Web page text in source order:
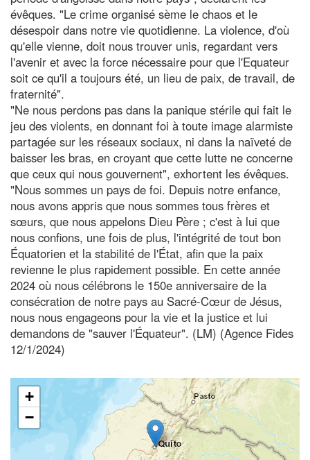
évêques. "Le crime organisé sème le chaos et le
désespoir dans notre vie quotidienne. La violence, d'où
qu'elle vienne, doit nous trouver unis, regardant vers
l'avenir et avec la force nécessaire pour que l'Equateur
soit ce qu'il a toujours été, un lieu de paix, de travail, de
fraternité".
"Ne nous perdons pas dans la panique stérile qui fait le
jeu des violents, en donnant foi à toute image alarmiste
partagée sur les réseaux sociaux, ni dans la naïveté de
baisser les bras, en croyant que cette lutte ne concerne
que ceux qui nous gouvernent", exhortent les évêques.
"Nous sommes un pays de foi. Depuis notre enfance,
nous avons appris que nous sommes tous frères et
sœurs, que nous appelons Dieu Père ; c'est à lui que
nous confions, une fois de plus, l'intégrité de tout bon
Équatorien et la stabilité de l'État, afin que la paix
revienne le plus rapidement possible. En cette année
2024 où nous célébrons le 150e anniversaire de la
consécration de notre pays au Sacré-Cœur de Jésus,
nous nous engageons pour la vie et la justice et lui
demandons de "sauver l'Équateur". (LM) (Agence Fides
12/1/2024)
+
−